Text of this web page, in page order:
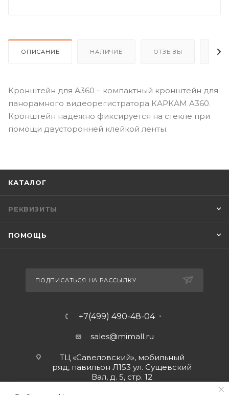
ОПИСАНИЕ НАЛИЧИЕ ОТЗЫВЫ
Кронштейн для А360 – компактный кронштейн для
панорамного видеорегистратора КАРКАМ A360.
Кронштейн надежно фиксируется на стекле при
помощи двусторонней клейкой ленты.
КАТАЛОГ
РЕКВИЗИТЫ
ПОМОЩЬ
ПОДПИСАТЬСЯ НА РАССЫЛКУ
+7(499) 490-48-04
sales@mimall.ru
ТЦ «Савеловский», мобильный
ряд, павильон Л153 ул. Сущевский
Вал, д. 5, стр. 12